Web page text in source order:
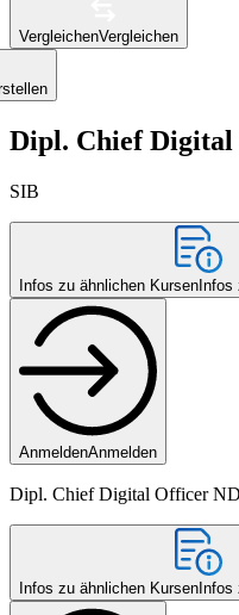
VergleichenVergleichen
Dipl. Chief
SIB
Infos zu ähnlichen Kursen
AnmeldenAnmelden
Dipl. Chief Digital Officer
Infos zu ähnlichen Kursen